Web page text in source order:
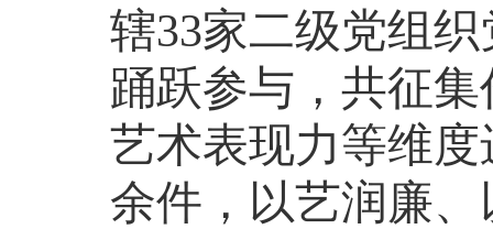
辖33家二级党组
踊跃参与，共征
艺术表现力等维
余件，以艺润廉